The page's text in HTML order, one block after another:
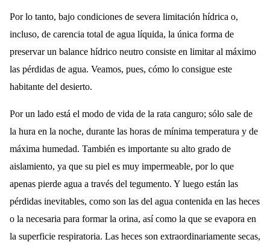
Por lo tanto, bajo condiciones de severa limitación hídrica o,
incluso, de carencia total de agua líquida, la única forma de
preservar un balance hídrico neutro consiste en limitar al máximo
las pérdidas de agua. Veamos, pues, cómo lo consigue este
habitante del desierto.
Por un lado está el modo de vida de la rata canguro; sólo sale de
la hura en la noche, durante las horas de mínima temperatura y de
máxima humedad. También es importante su alto grado de
aislamiento, ya que su piel es muy impermeable, por lo que
apenas pierde agua a través del tegumento. Y luego están las
pérdidas inevitables, como son las del agua contenida en las heces
o la necesaria para formar la orina, así como la que se evapora en
la superficie respiratoria. Las heces son extraordinariamente secas,